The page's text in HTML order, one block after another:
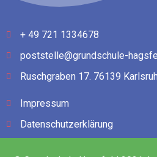
+ 49 721 1334678
poststelle@grundschule-
Ruschgraben 17. 76139
Impressum
Datenschutzerklärung